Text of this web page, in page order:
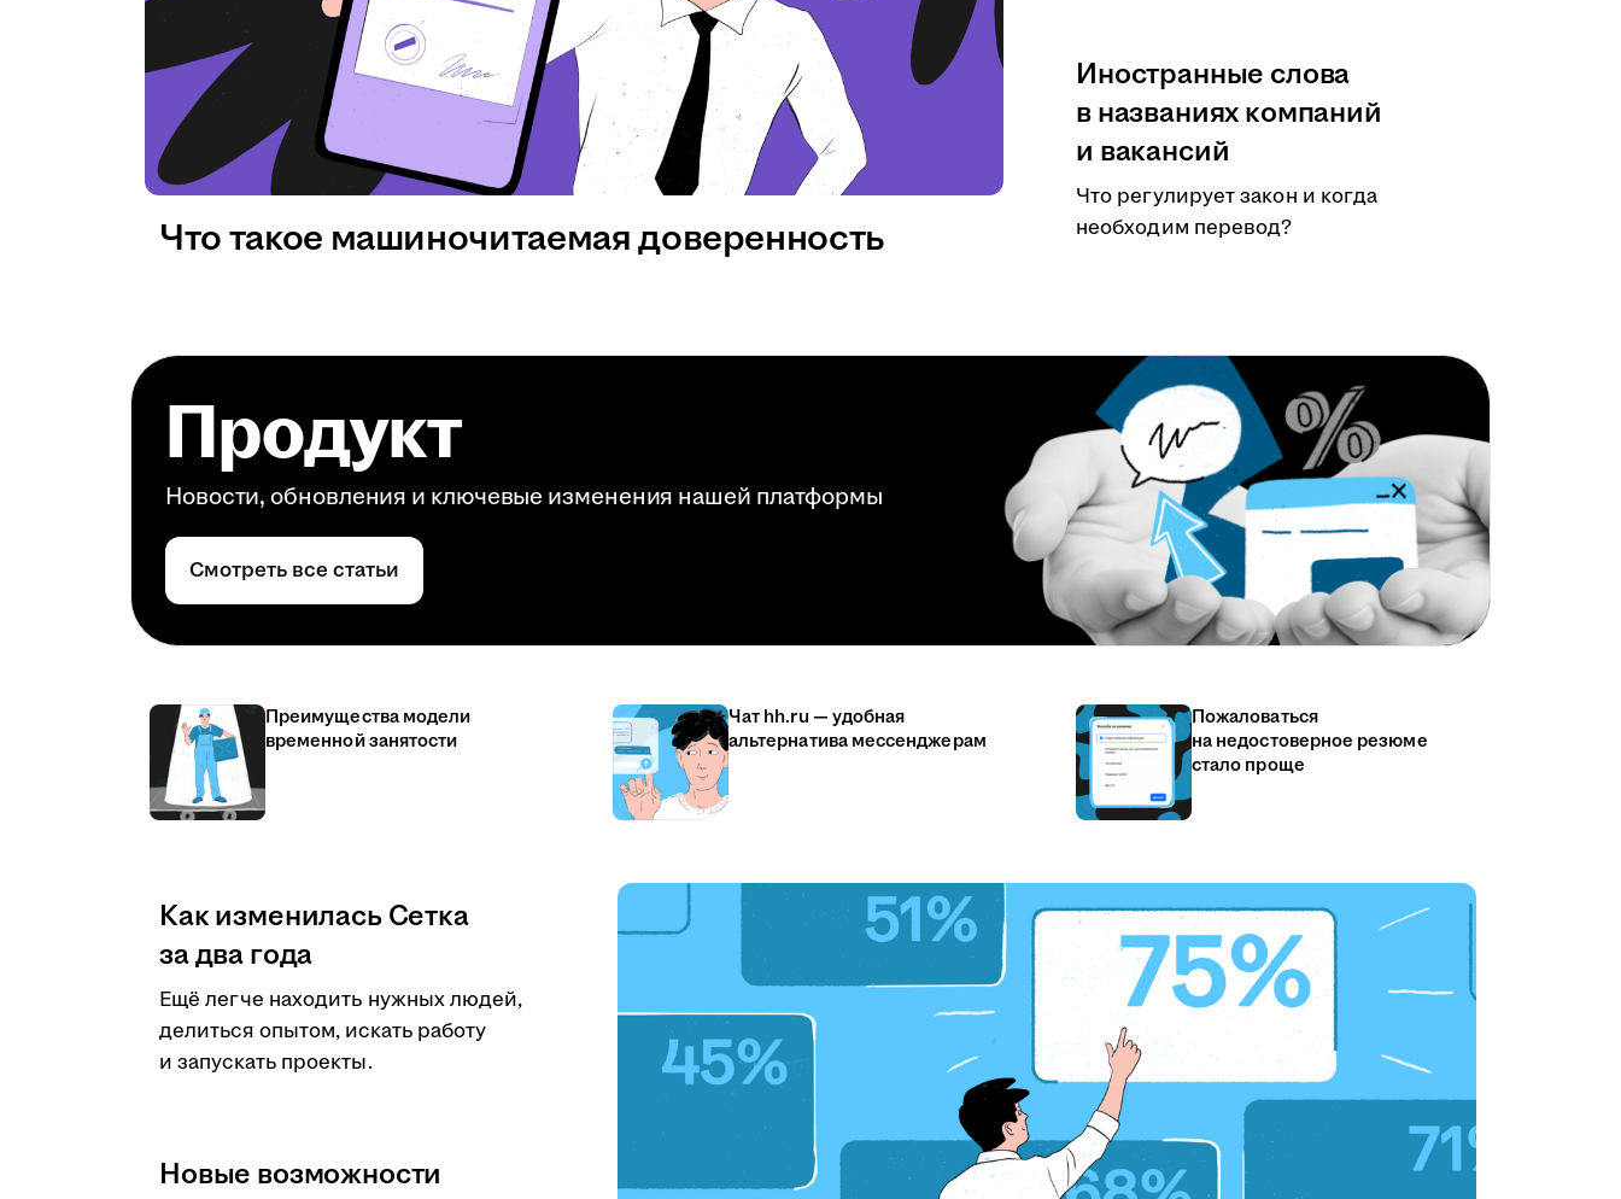
Иностранные слова
в названиях компаний
и вакансий
Что регулирует закон и когда
необходим перевод?
Что такое машиночитаемая доверенность
Продукт
Новости, обновления и ключевые изменения нашей платформы
Смотреть все статьи
Преимущества модели
временной занятости
Чат hh.ru — удобная
альтернатива мессенджерам
Пожаловаться
на недостоверное резюме
стало проще
Как изменилась Сетка
за два года
Ещё легче находить нужных людей,
делиться опытом, искать работу
и запускать проекты.
Новые возможности